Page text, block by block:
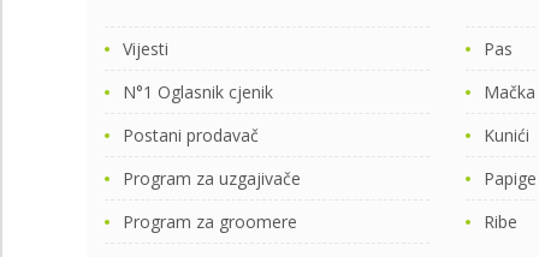
Vijesti
N°1 Oglasnik cjenik
Postani prodavač
Program za uzgajivače
Program za groomere
Pas
Mačka
Kunići
Papige
Ribe